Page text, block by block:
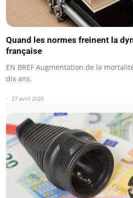
Quand les normes freinent la
française
EN BREF Augmentation de la
dix ans.
27 avril 2026